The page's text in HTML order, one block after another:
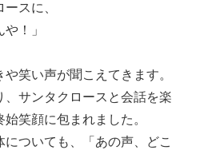
スに、
！」
笑い声が聞こえてきます。
、サンタクロースと会話を楽
笑顔に包まれました。
ついても、「あの声、どこ